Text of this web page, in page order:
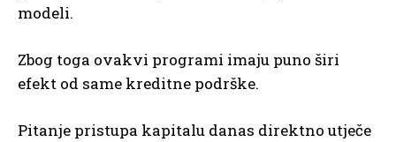
modeli.
Zbog toga ovakvi programi imaju puno širi
efekt od same kreditne podrške.
Pitanje pristupa kapitalu danas direktno utječe